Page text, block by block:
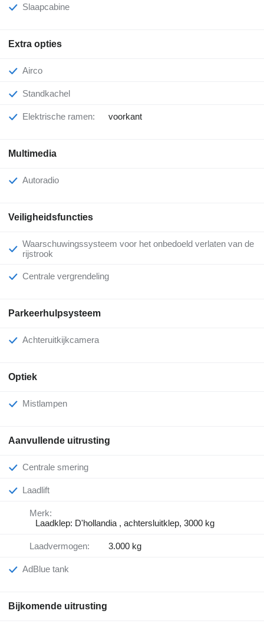
Slaapcabine
Extra opties
Airco
Standkachel
Elektrische ramen: voorkant
Multimedia
Autoradio
Veiligheidsfuncties
Waarschuwingssysteem voor het onbedoeld verlaten van de
rijstrook
Centrale vergrendeling
Parkeerhulpsysteem
Achteruitkijkcamera
Optiek
Mistlampen
Aanvullende uitrusting
Centrale smering
Laadlift
Merk:
Laadklep: D'hollandia , achtersluitklep, 3000 kg
Laadvermogen: 3.000 kg
AdBlue tank
Bijkomende uitrusting